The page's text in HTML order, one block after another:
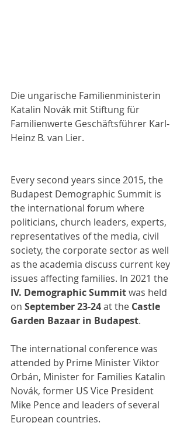
Die ungarische Familienministerin
Katalin Novák mit Stiftung für
Familienwerte Geschäftsführer Karl-
Heinz B. van Lier.
Every second years since 2015, the
Budapest Demographic Summit is
the international forum where
politicians, church leaders, experts,
representatives of the media, civil
society, the corporate sector as well
as the academia discuss current key
issues affecting families. In 2021 the
IV. Demographic Summit was held
on September 23-24 at the Castle
Garden Bazaar in Budapest.
The international conference was
attended by Prime Minister Viktor
Orbán, Minister for Families Katalin
Novák, former US Vice President
Mike Pence and leaders of several
European countries.